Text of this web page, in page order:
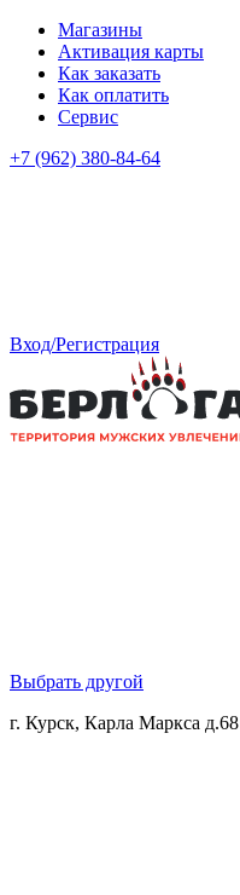
Магазины
Активация карты
Как заказать
Как оплатить
Сервис
+7 (962) 380-84-64
Вход/Регистрация
Выбрать другой
г. Курск, Карла Маркса д.68